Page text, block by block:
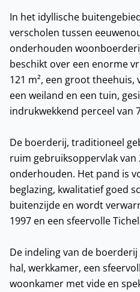
In het idyllische
verscholen tussen
onderhouden
beschikt over een enorme
121 m², een groot
een weiland en een tuin,
indrukwekkend perceel van
De boerderij, traditioneel
ruim gebruiksoppervlak van
onderhouden. Het pand is
beglazing, kwalitatief goed
buitenzijde en wordt
1997 en een sfeervolle
De indeling van de
hal, werkkamer, een
woonkamer met vide en